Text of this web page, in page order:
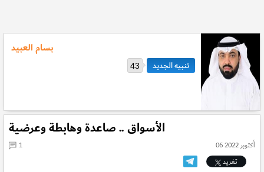
بسام العبيد
43
الأسواق .. صاعدة وهابطة وعرضية
06 أكتوبر 2022
1
تغريد